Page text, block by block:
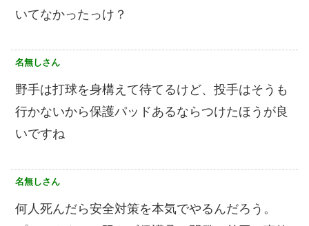
いてなかったっけ？
名無しさん
野手は打球を身構えて待てるけど、投手はそうも
行かないから保護パッドあるならつけたほうが良
いですね
名無しさん
何人死んだら安全対策を本気でやるんだろう。